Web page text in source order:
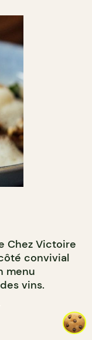
Chez Victoire
convivial
menu
vins.